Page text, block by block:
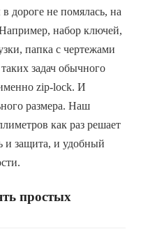
дороге не помялась, на
набор ключей,
папка с чертежами
задач обычного
zip-lock. И
размера. Наш
как раз решает
и защита, и удобный
простых